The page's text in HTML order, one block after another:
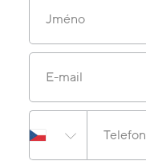
Jméno
E-mail
Telefon